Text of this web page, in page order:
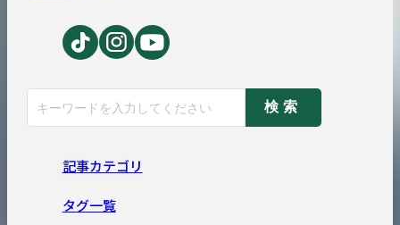
検索
記事カテゴリ
タグ一覧